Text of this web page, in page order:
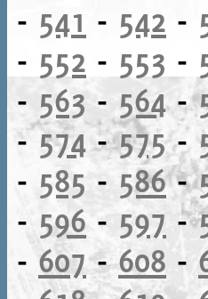
- 541 - 542 -
- 552 - 553 -
- 563 - 564-
-574-575-
- 585 - 586-
- 596 - 597 -
-607-608 -